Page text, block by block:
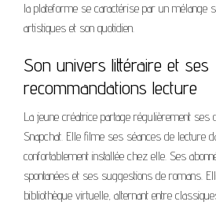
la plateforme se caractérise par un mélange
artistiques et son quotidien.
Son univers littéraire et ses
recommandations lecture
La jeune créatrice partage régulièrement
Snapchat. Elle filme ses séances de lecture
confortablement installée chez elle. Ses
spontanées et ses suggestions de romans.
bibliothèque virtuelle, alternant entre